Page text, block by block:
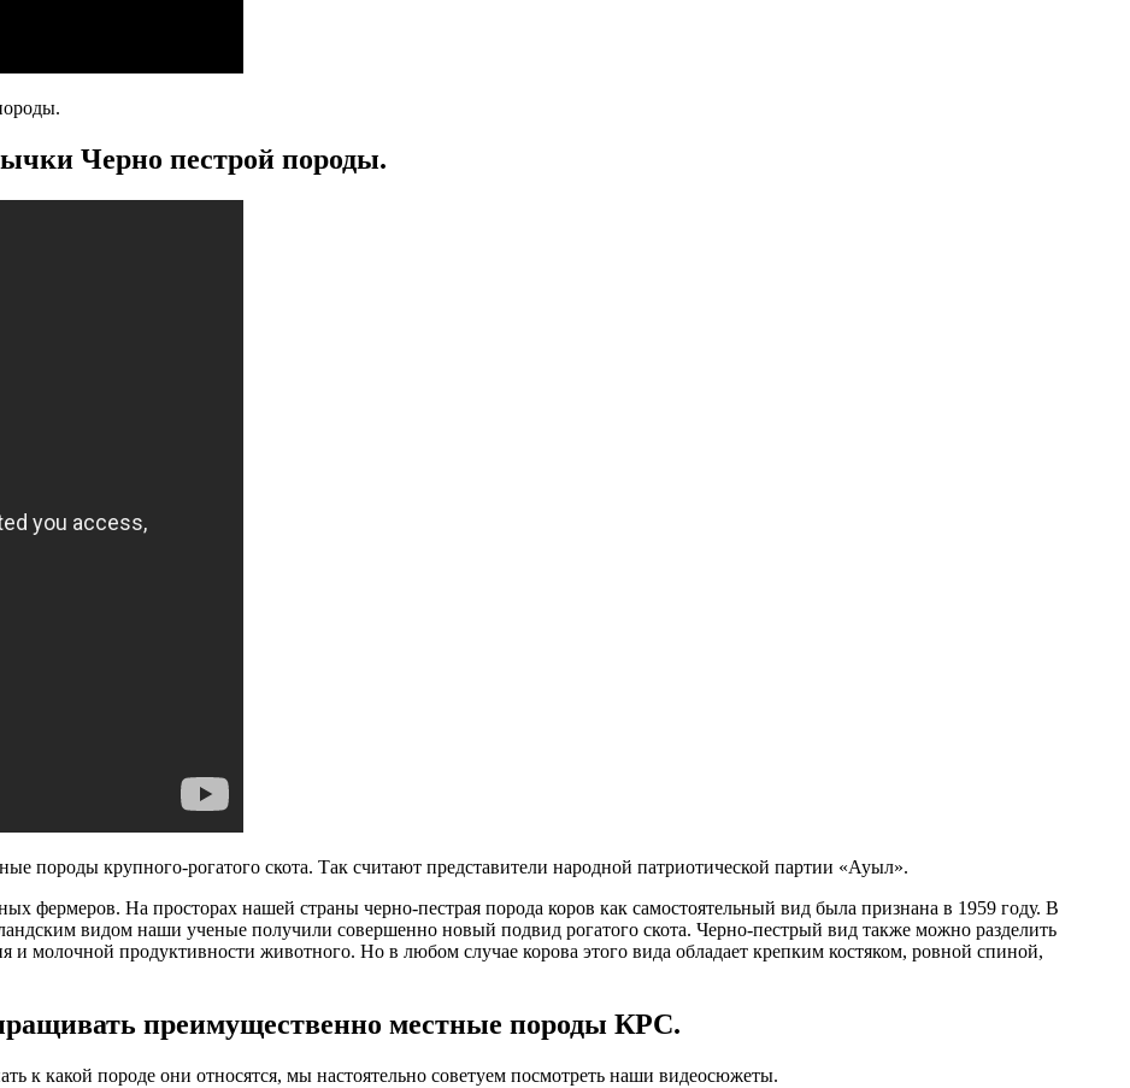
Черно пестрой породы.
породы крупного-рогатого скота. Так считают представители народной патриотической партии «Ауыл».
фермеров. На просторах нашей страны черно-пестрая порода коров как самостоятельный вид была признана в 1959 году. В
видом наши ученые получили совершенно новый подвид рогатого скота. Черно-пестрый вид также можно разделить
и молочной продуктивности животного. Но в любом случае корова этого вида обладает крепким костяком, ровной спиной,
преимущественно местные породы КРС.
к какой породе они относятся, мы настоятельно советуем посмотреть наши видеосюжеты.